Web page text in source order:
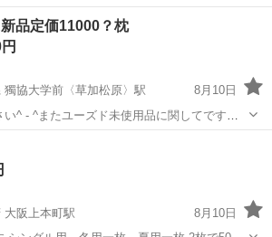
駅 寝具
新品定価11000？枕
獨協大学前〈草加松原〉駅
8月10日
^ - ^またユーズド未使用品に関してですが
ので完璧なものをお求めな方ミスが許せな
いますようお願い申し上げます サイトで
う種...
大学前〈草加松原〉駅
大阪上本町駅
8月10日